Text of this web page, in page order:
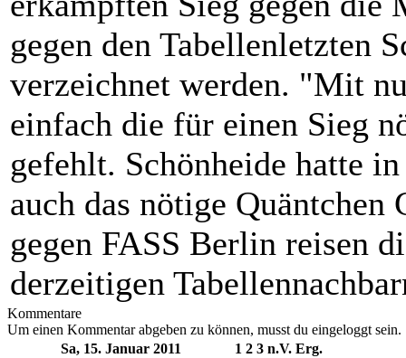
gegen den Tabellenletzten
verzeichnet werden. "Mit
einfach die für einen Sieg
gefehlt. Schönheide hatte
auch das nötige
gegen FASS Berlin reisen
derzeitigen
Kommentare
Um einen Kommentar abgeben zu können, musst du eingeloggt sein.
Sa, 15. Januar 2011
1 2 3 n.V. Erg.